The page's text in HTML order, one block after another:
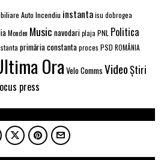
Auto Incendiu instantaisu dobrogea
Monden Music navodariplaja PNL Politica
primăria constantaproces PSD ROMÂNIA
Ora Velo Comms VideoȘtiri
press